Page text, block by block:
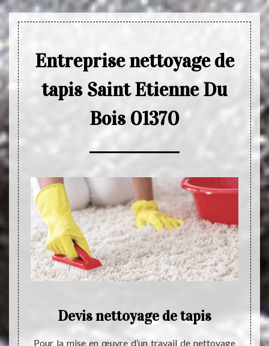
Entreprise nettoyage de
tapis Saint Etienne Du
Bois 01370
Devis nettoyage de tapis
Pour la mise en œuvre d’un travail de nettoyage